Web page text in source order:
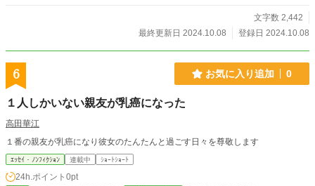
ので個人病院も少ない。 そして、近所の循環器内科に行き受付をしようとした
言うと 決まりですので。と。 は？となりました。 情けないですが、あまりに
も腹が立ち少し声を大にしておかしいでしょ、こっちは言われた通りに来たんで
いてくれた。（この時病院自体に患者さんは誰1人居ませんでした。） 全て事情
を話したら、すごく謝ってくださってこちらが悪いので予約無しでも見ますよと
けた。 採血は結果が出るまでに1週間以上かかるから1週間後にまた来て下さい
と言われた。 その時心電図や心拍数やらいろいろ検査した結果、 上室性発作生
頻拍（じょうしつせいほっさせいひんぱく）と診断された。 採血で異常が無け
ればこの診断で確定できるけど、まだ分からないから仮で診断名を付けとくね
文字数 2,442
最終更新日 2024.10.08
登録日 2024.10.08
6 お気に入り追加 0
１人しかいない親友が乳癌になった
高田華江
１番の親友が乳癌になり彼女のたんたんと過ごす日々を尊敬します
ｴｯｾｲ・ﾉﾝﾌｨｸｼｮﾝ 連載中 ｼｮｰﾄｼｮｰﾄ
24h.ポイント 0pt